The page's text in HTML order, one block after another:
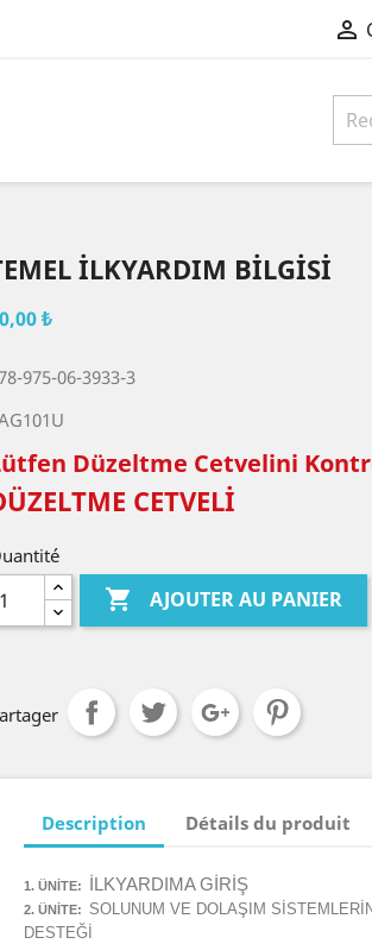

İLKYARDIM BİLGİSİ
₺
975-06-3933-3
Düzeltme Cetvelini
CETVELİ
 AJOUTER AU PANIER
Description Détails du produit
1. ÜNİTE: İLKYARDIMA GİRİŞ
2. ÜNİTE:
SOLUNUM VE DOLAŞIM
DESTEĞİ